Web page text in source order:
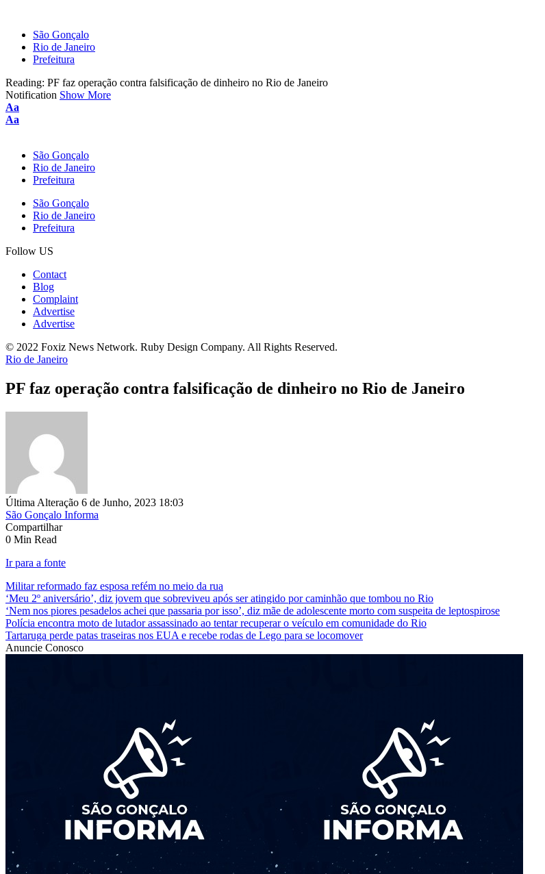
São Gonçalo
Rio de Janeiro
Prefeitura
Reading: PF faz operação contra falsificação de dinheiro no Rio de Janeiro
Notification Show More
Font
Resizer
Aa
Font
Aa
São Gonçalo
Rio de Janeiro
Prefeitura
São Gonçalo
Rio de Janeiro
Prefeitura
Follow US
Contact
Blog
Complaint
Advertise
Advertise
© 2022 Foxiz News Network. Ruby Design Company. All Rights Reserved.
Rio de Janeiro
PF faz operação contra falsificação de dinheiro no Rio de Janeiro
Última Alteração 6 de Junho, 2023 18:03
São Gonçalo Informa
Compartilhar
0 Min Read
Ir para a fonte
Militar reformado faz esposa refém no meio da rua
‘Meu 2º aniversário’, diz jovem que sobreviveu após ser atingido por caminhão que tombou no Rio
‘Nem nos piores pesadelos achei que passaria por isso’, diz mãe de adolescente morto com suspeita de leptospirose
Polícia encontra moto de lutador assassinado ao tentar recuperar o veículo em comunidade do Rio
Tartaruga perde patas traseiras nos EUA e recebe rodas de Lego para se locomover
Anuncie Conosco